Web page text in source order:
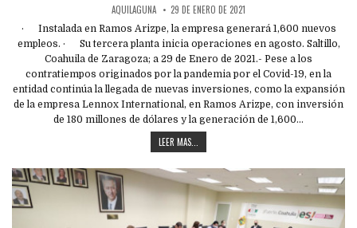
AQUILAGUNA 29 DE ENERO DE 2021
· Instalada en Ramos Arizpe, la empresa generará 1,600 nuevos
empleos. · Su tercera planta inicia operaciones en agosto. Saltillo,
Coahuila de Zaragoza; a 29 de Enero de 2021.- Pese a los
contratiempos originados por la pandemia por el Covid-19, en la
entidad continúa la llegada de nuevas inversiones, como la expansión
de la empresa Lennox International, en Ramos Arizpe, con inversión
de 180 millones de dólares y la generación de 1,600…
LEER MAS...